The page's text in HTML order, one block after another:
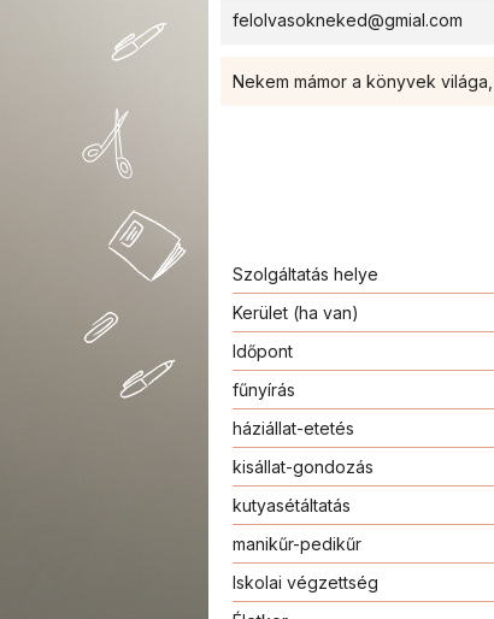
felolvasokneked@gmial.com
Nekem mámor a könyvek
Szolgáltatás helye
Kerület (ha van)
Időpont
fűnyírás
háziállat-etetés
kisállat-gondozás
kutyasétáltatás
manikűr-pedikűr
Iskolai végzettség